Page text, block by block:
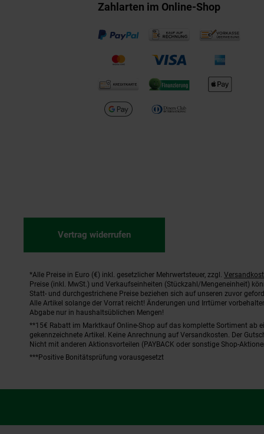
Zahlarten im Online-Shop
Vertrag widerrufen
Fußnoten
*Alle Preise in Euro (€) inkl. gesetzlicher Mehrwertsteuer, zzgl.
Preise (inkl. MwSt.) und Verkaufseinheiten (Stückzahl/Mengeneinheit)
Statt- und durchgestrichene Preise beziehen sich auf unseren zuvor
Alle Artikel solange der Vorrat reicht! Änderungen und Irrtümer
Abgabe nur in haushaltsüblichen Mengen!
**15€ Rabatt im Marktkauf Online-Shop auf das komplette Sortiment ab
gekennzeichnete Artikel. Keine Anrechnung auf Versandkosten. Der
Nicht mit anderen Aktionsvorteilen (PAYBACK oder sonstige Shop-
***Positive Bonitätsprüfung vorausgesetzt